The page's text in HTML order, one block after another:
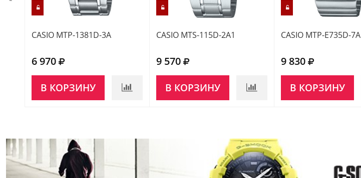
CASIO MTP-1381D-3A
6 970
В КОРЗИНУ
CASIO MTS-115D-2A1
9 570
В КОРЗИНУ
CASIO MTP-E735D-7A
9 830
В КОРЗИНУ